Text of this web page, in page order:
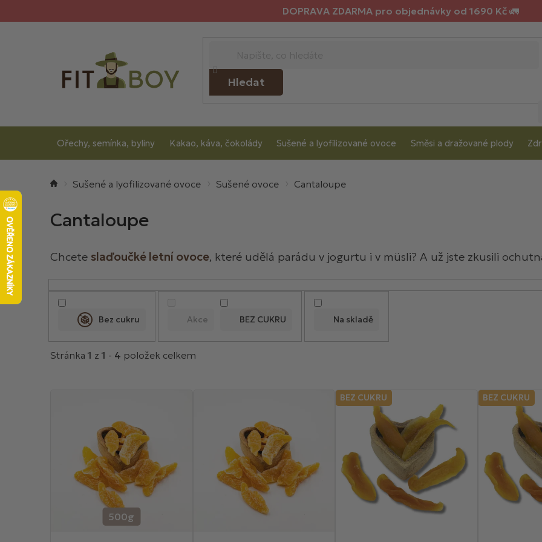
DOPRAVA ZDARMA pro objednávky od 1690 Kč 🚛
Hledat
Ořechy, semínka, byliny Kakao, káva, čokolády Sušené a lyofilizované ovoce Směsi a dražované plody
Domů Sušené a lyofilizované ovoce Sušené ovoce Cantaloupe
Cantaloupe
Chcete slaďoučké letní ovoce, které udělá parádu v jogurtu i v müsli? A už jste zkusili
Stránka 1 z 1 - 4 položek celkem
Na skladě
Akce BEZ CUKRU
Bez cukru
V
i
s
500g
BEZ CUKRU BEZ CUKRU